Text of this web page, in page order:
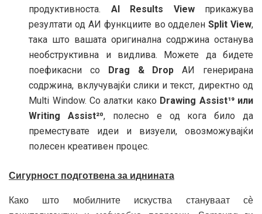
продуктивноста. AI Results Viewприкажува
резултати од АИ функциите во одделенSplit View,
така што вашата оригинална содржина останува
необструктивна и видлива. Можете да бидете
поефикасни со Drag & Drop АИ генерирана
содржина, вклучувајќи слики и текст, директно од
Multi Window. Со алатки како Drawing Assist¹⁹ или
Writing Assist²⁰, полесно е од кога било да
преместувате идеи и визуели, овозможувајќи
полесен креативен процес.
Сигурност подготвена за иднината
Како што мобилните искуства стануваат сè